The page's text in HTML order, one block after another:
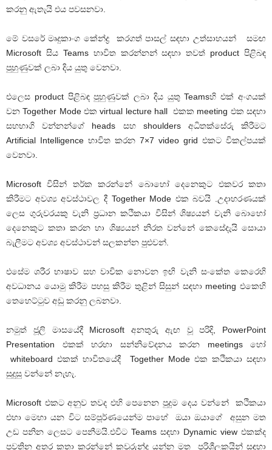
කරනු ඇතැයි එය පවසනවා.
මේ වසරේ මෘදුකාංග කේන්ද්‍ර කරගත් පාසල් සඳහා උත්සාහයන් සමඟ
Microsoft සිය Teams භාවිත කරන්නන් සඳහා තවත් product පිළිබඳ
පුහුණුවක් ලබා දිය යුතු වෙනවා.
එලෙස product පිළිබඳ පුහුණුවක් ලබා දිය යුතු Teamsහි එක් අංගයක්
වන Together Mode එක virtual lecture hall එකක meeting එක සඳහා
සහභාගි වන්නන්ගේ heads සහ shoulders අධිතක්සේරු කිරීමට
Artificial Intelligence භාවිත කරන 7×7 video grid එකට විකල්පයක්
වෙනවා.
Microsoft විසින් තර්ක කරන්නේ බොහෝ දෙනෙකුට එකවර කතා
කිරීමට අවශ්‍ය අවස්ථාවල දී Together Mode එක බවයි .උදාහරණයක්
ලෙස ගුරුවරයකු වැනි ප්‍රධාන කථිකයා විසින් ශිෂ්‍යයන් වැනි බොහෝ
දෙනෙකුට කතා කරන හා ශිෂ්‍යයන් නිරත වන්නේ කෙසේදැයි සොයා
බැලීමට අවශ්‍ය අවස්ථාවන් සලකන්න පුළුවන්.
එසේම ශරීර භාෂාව සහ වාචික නොවන ඉඟි වැනි සංකේත කෙරෙහි
අවධානය යොමු කිරීම පහසු කිරීම තුළින් සිසුන් සඳහා meeting එකෙහි
තෙහෙට්ටුව අඩු කරනු ලබනවා.
නමුත් ජූලි මාසයේදී Microsoft අනතුරු ඇඟ වූ පරිදි, PowerPoint
Presentation එකක් හරහා සන්නිවේදනය කරන meetings හෝ
whiteboard එකක් භාවිතයේදී Together Mode එක කථිකයා සඳහා
සුදුසු වන්නේ නැහැ.
Microsoft එකට අනුව තවද එහි පෙනෙන පුදුම දෙය වන්නේ කථිකයා
එහා මෙහා යන විට සම්පූර්ණයෙන්ම පාහේ ඔයා ඔයාගේ අසුන මත
උඩ පනින ලෙසට පෙනීමයි.එවිට Teams සඳහා Dynamic view එකක්ද
පවතින අතර කතා කරන්නේ කවුරුන්ද යන්න මත පරිශීලකයින් සඳහා